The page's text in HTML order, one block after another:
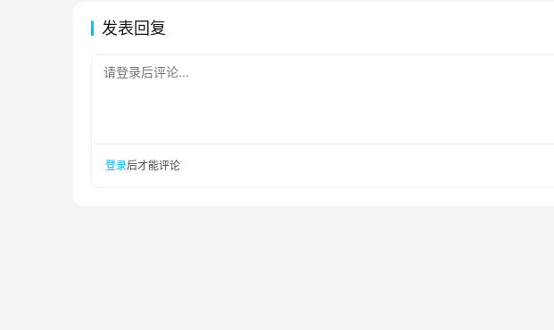
发表回复
请登录后评论...
登录后才能评论